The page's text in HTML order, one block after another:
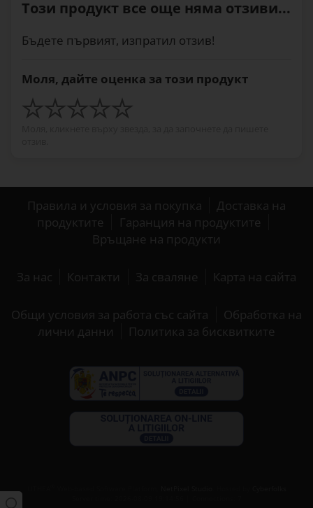
Този продукт все още няма отзиви...
Бъдете първият, изпратил отзив!
Моля, дайте оценка за този продукт
Правила и условия за покупка
Доставка на
продуктите
Гаранция на продуктите
Връщане на продукти
За нас Контакти За сваляне Карта на сайта
Общи условия за работа със сайта
Обработка на
лични данни
Политика за бисквитките